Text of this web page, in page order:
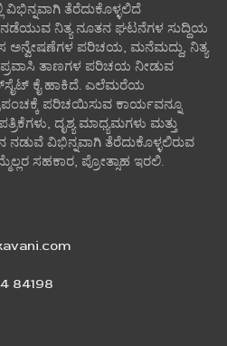
ತೆರೆದುಕೊಳ್ಳಲಿದೆ
ನಡೆಯುವ ನಿತ್ಯ ನೂತನ ಘಟನೆಗಳ ಸುದ್ದಿಯ
ಅನ್ವೇಷಣೆಗಳ ಪರಿಚಯ, ಮನೆಮದ್ದು, ನಿತ್ಯ
ತಾಣಗಳ ಪರಿಚಯ ನೀಡುವ
ಕೈ ಹಾಕಿದೆ. ಎಲೆಮರೆಯ
ಪರಿಚಯಿಸುವ ಕಾರ್ಯವನ್ನೂ
ದೃಶ್ಯ ಮಾಧ್ಯಮಗಳು ಮತ್ತು
ವಿಭಿನ್ನವಾಗಿ ತೆರೆದುಕೊಳ್ಳಲಿರುವ
ಸಹಕಾರ, ಪ್ರೋತ್ಸಾಹ ಇರಲಿ.
84198